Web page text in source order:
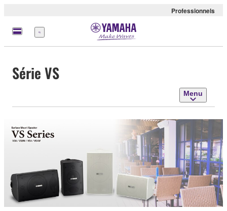
Professionnels
Menu
Série VS
Menu